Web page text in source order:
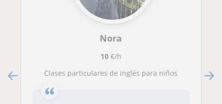
Nora
10€/h
Clases particulares de inglés para niños